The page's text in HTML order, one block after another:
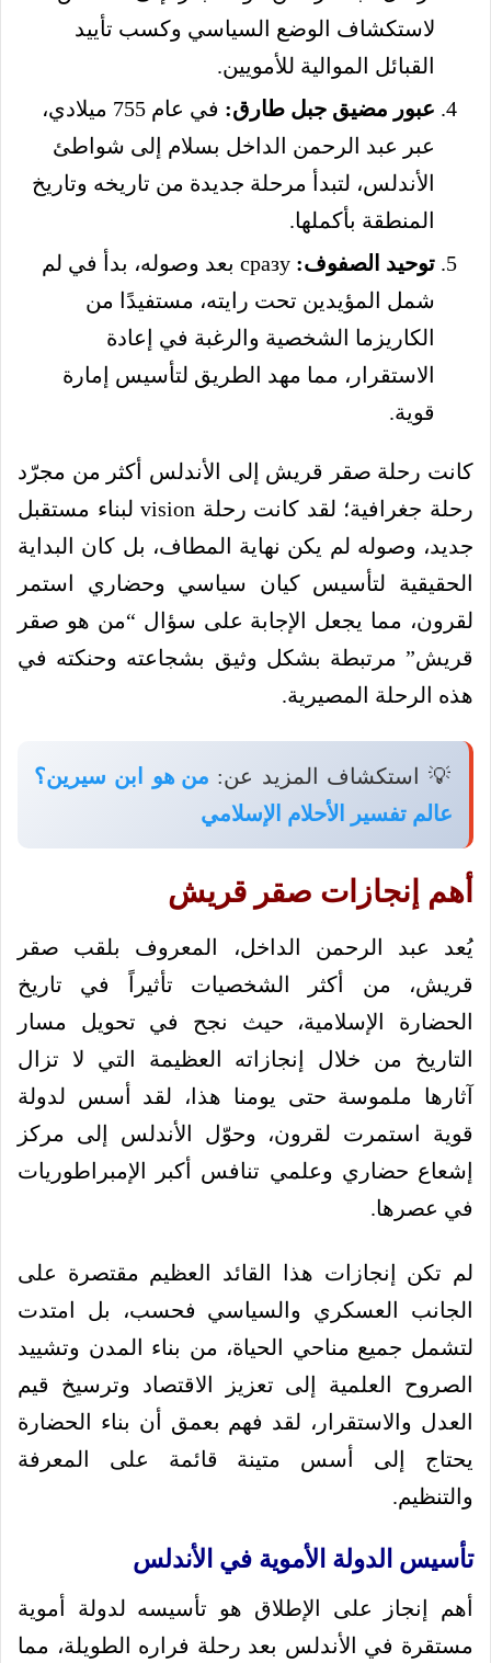
لاستكشاف الوضع السياسي وكسب تأييد
القبائل الموالية للأمويين.
عبور مضيق جبل طارق:
في عام 755 ميلادي،
عبر عبد الرحمن الداخل بسلام إلى شواطئ
الأندلس، لتبدأ مرحلة جديدة من تاريخه وتاريخ
المنطقة بأكملها.
توحيد الصفوف:
сразу بعد وصوله، بدأ في لم
شمل المؤيدين تحت رايته، مستفيدًا من
الكاريزما الشخصية والرغبة في إعادة
الاستقرار، مما مهد الطريق لتأسيس إمارة
قوية.
كانت رحلة صقر قريش إلى الأندلس أكثر من مجرّد
رحلة جغرافية؛ لقد كانت رحلة vision لبناء مستقبل
جديد، وصوله لم يكن نهاية المطاف، بل كان البداية
الحقيقية لتأسيس كيان سياسي وحضاري استمر
لقرون، مما يجعل الإجابة على سؤال “من هو صقر
قريش” مرتبطة بشكل وثيق بشجاعته وحنكته في
هذه الرحلة المصيرية.
💡 استكشاف المزيد عن: من هو ابن سيرين؟
عالم تفسير الأحلام الإسلامي
أهم إنجازات صقر قريش
يُعد عبد الرحمن الداخل، المعروف بلقب صقر
قريش، من أكثر الشخصيات تأثيراً في تاريخ
الحضارة الإسلامية، حيث نجح في تحويل مسار
التاريخ من خلال إنجازاته العظيمة التي لا تزال
آثارها ملموسة حتى يومنا هذا، لقد أسس لدولة
قوية استمرت لقرون، وحوّل الأندلس إلى مركز
إشعاع حضاري وعلمي تنافس أكبر الإمبراطوريات
في عصرها.
لم تكن إنجازات هذا القائد العظيم مقتصرة على
الجانب العسكري والسياسي فحسب، بل امتدت
لتشمل جميع مناحي الحياة، من بناء المدن وتشييد
الصروح العلمية إلى تعزيز الاقتصاد وترسيخ قيم
العدل والاستقرار، لقد فهم بعمق أن بناء الحضارة
يحتاج إلى أسس متينة قائمة على المعرفة
والتنظيم.
تأسيس الدولة الأموية في الأندلس
أهم إنجاز على الإطلاق هو تأسيسه لدولة أموية
مستقرة في الأندلس بعد رحلة فراره الطويلة، مما